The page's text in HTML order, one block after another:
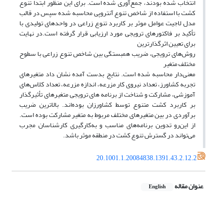
انتخاب شده بودند، جمع‌آوری شده است. برای این منظور ابتدا تنوع
کشت با استفاده از شاخص تنوع آنتروپی محاسبه شده سپس در قالب
مدل لاجیت عوامل موثر بر کاربرد تنوع زراعی در واحدهای تولیدی با
تأکید بر فاکتورهای ترویجی مورد ارزیابی قرار گرفته است.در نهایت
برای تعیین اثرگذارترین
روش‌های ترویجی، ضریب همبستگی بین شاخص تنوع زراعی با سطوح
مختلف متغیر
معنی‌دار محاسبه شده است. نتایج بدست آمده نشان داد متغیرهای
تجربه کشاورز، تعداد نیروی کار مزرعه، اندازه مزرعه، تعداد کلاس‌های
آموزشی، مشارکت و شناخت از برنامه های ترویجی متغیرهای تأثیرگذار
بر کاربرد کشت متنوع توسط کشاورزان بوده‌اند. بالاترین ضریب
برآوردی در بین متغیرهای مختلف مربوط به متغیر مشارکت بوده است.
از این‌رو تدوین برنامه‌های مناسب و به‌کارگیری کارشناسان مجرب
می‌تواند در گسترش تنوع کشت در منطقه موثر باشد.
20.1001.1.20084838.1391.43.2.12.2
عنوان مقاله English